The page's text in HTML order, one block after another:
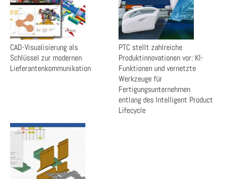
CAD-Visualisierung als
Schlüssel zur modernen
Lieferantenkommunikation
PTC stellt zahlreiche
Produktinnovationen vor: KI-
Funktionen und vernetzte
Werkzeuge für
Fertigungsunternehmen
entlang des Intelligent Product
Lifecycle